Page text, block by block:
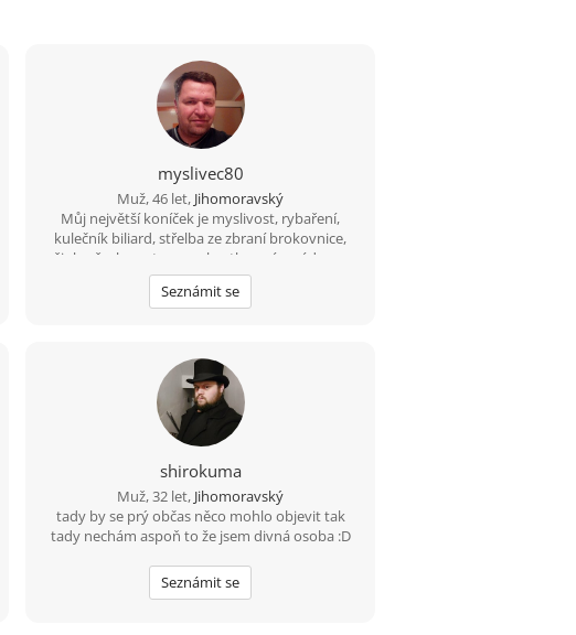
myslivec80
Muž, 46 let, Jihomoravský
Můj největší koníček je myslivost, rybaření,
kulečník biliard, střelba ze zbraní brokovnice,
šipky, šachy petanque, kostky, mám rád psy,
zvířata, rád se bavím, tancuji, trochu jezdím na
kole, mám rád procházky, výlety. Mám rád
udělat srandu i ze sebe. Jsem normální chlap
mám rád upřímnost, co na srdci to na jazyku,
držím slovo, myslím že jsem férový a rovný
chlap.
Seznámit se
shirokuma
Muž, 32 let, Jihomoravský
tady by se prý občas něco mohlo objevit tak
tady nechám aspoň to že jsem divná osoba :D
Seznámit se